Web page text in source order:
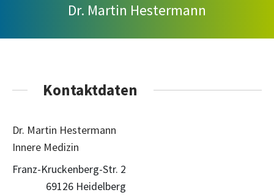
Dr. Martin Hestermann
Kontaktdaten
Dr. Martin Hestermann
Innere Medizin
Franz-Kruckenberg-Str. 2
69126 Heidelberg